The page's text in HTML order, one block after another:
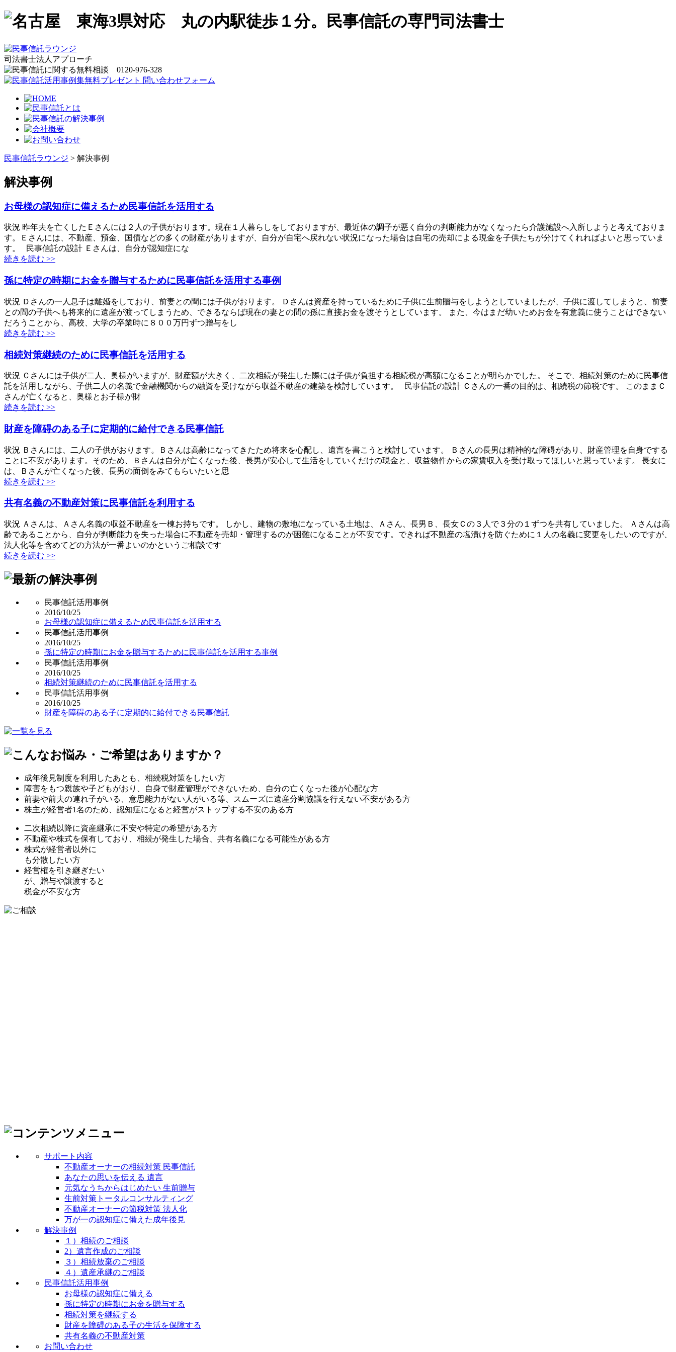
司法書士法人アプローチ
民事信託ラウンジ > 解決事例
解決事例
お母様の認知症に備えるため民事信託を活用する
状況 昨年夫を亡くしたＥさんには２人の子供がおります。現在１人暮らしをしておりますが、最近体の調子が悪く自分の判断能力がなくなったら介護施設へ入所しようと考えておりま
す。Ｅさんには、不動産、預金、国債などの多くの財産がありますが、自分が自宅へ戻れない状況になった場合は自宅の売却による現金を子供たちが分けてくれればよいと思っていま
す。 民事信託の設計 Ｅさんは、自分が認知症にな
続きを読む >>
孫に特定の時期にお金を贈与するために民事信託を活用する事例
状況 Ｄさんの一人息子は離婚をしており、前妻との間には子供がおります。 Ｄさんは資産を持っているために子供に生前贈与をしようとしていましたが、子供に渡してしまうと、前妻
との間の子供へも将来的に遺産が渡ってしまうため、できるならば現在の妻との間の孫に直接お金を渡そうとしています。 また、今はまだ幼いためお金を有意義に使うことはできない
だろうことから、高校、大学の卒業時に８００万円ずつ贈与をし
続きを読む >>
相続対策継続のために民事信託を活用する
状況 Ｃさんには子供が二人、奥様がいますが、財産額が大きく、二次相続が発生した際には子供が負担する相続税が高額になることが明らかでした。 そこで、相続対策のために民事信
託を活用しながら、子供二人の名義で金融機関からの融資を受けながら収益不動産の建築を検討しています。 民事信託の設計 Ｃさんの一番の目的は、相続税の節税です。 このままＣ
さんが亡くなると、奥様とお子様が財
続きを読む >>
財産を障碍のある子に定期的に給付できる民事信託
状況 Ｂさんには、二人の子供がおります。Ｂさんは高齢になってきたため将来を心配し、遺言を書こうと検討しています。 Ｂさんの長男は精神的な障碍があり、財産管理を自身でする
ことに不安があります。そのため、Ｂさんは自分が亡くなった後、長男が安心して生活をしていくだけの現金と、収益物件からの家賃収入を受け取ってほしいと思っています。 長女に
は、Ｂさんが亡くなった後、長男の面倒をみてもらいたいと思
続きを読む >>
共有名義の不動産対策に民事信託を利用する
状況 Ａさんは、Ａさん名義の収益不動産を一棟お持ちです。 しかし、建物の敷地になっている土地は、Ａさん、長男Ｂ、長女Ｃの３人で３分の１ずつを共有していました。 Ａさんは高
齢であることから、自分が判断能力を失った場合に不動産を売却・管理するのが困難になることが不安です。できれば不動産の塩漬けを防ぐために１人の名義に変更をしたいのですが、
法人化等を含めてどの方法が一番よいのかというご相談です
続きを読む >>
民事信託活用事例
2016/10/25
お母様の認知症に備えるため民事信託を活用する
民事信託活用事例
2016/10/25
孫に特定の時期にお金を贈与するために民事信託を活用する事例
民事信託活用事例
2016/10/25
相続対策継続のために民事信託を活用する
民事信託活用事例
2016/10/25
財産を障碍のある子に定期的に給付できる民事信託
成年後見制度を利用したあとも、相続税対策をしたい方
障害をもつ親族や子どもがおり、自身で財産管理ができないため、自分の亡くなった後が心配な方
前妻や前夫の連れ子がいる、意思能力がない人がいる等、スムーズに遺産分割協議を行えない不安がある方
株主が経営者1名のため、認知症になると経営がストップする不安のある方
二次相続以降に資産継承に不安や特定の希望がある方
不動産や株式を保有しており、相続が発生した場合、共有名義になる可能性がある方
株式が経営者以外に
も分散したい方
経営権を引き継ぎたい
が、贈与や譲渡すると
税金が不安な方
サポート内容
不動産オーナーの相続対策 民事信託
あなたの思いを伝える 遺言
元気なうちからはじめたい 生前贈与
生前対策トータルコンサルティング
不動産オーナーの節税対策 法人化
万が一の認知症に備えた成年後見
解決事例
１）相続のご相談
2）遺言作成のご相談
３）相続放棄のご相談
４）遺産承継のご相談
民事信託活用事例
お母様の認知症に備える
孫に特定の時期にお金を贈与する
相続対策を継続する
財産を障碍のある子の生活を保障する
共有名義の不動産対策
お問い合わせ